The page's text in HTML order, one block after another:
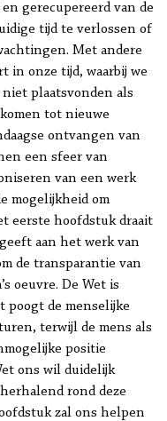
gerecupereerd van de
tijd te verlossen of
Met andere
in onze tijd, waarbij we
plaatsvonden als
tot nieuwe
ontvangen van
een sfeer van
van een werk
mogelijkheid om
eerste hoofdstuk draait
aan het werk van
de transparantie van
oeuvre. De Wet is
poogt de menselijke
terwijl de mens als
positie
ons wil duidelijk
rond deze
zal ons helpen